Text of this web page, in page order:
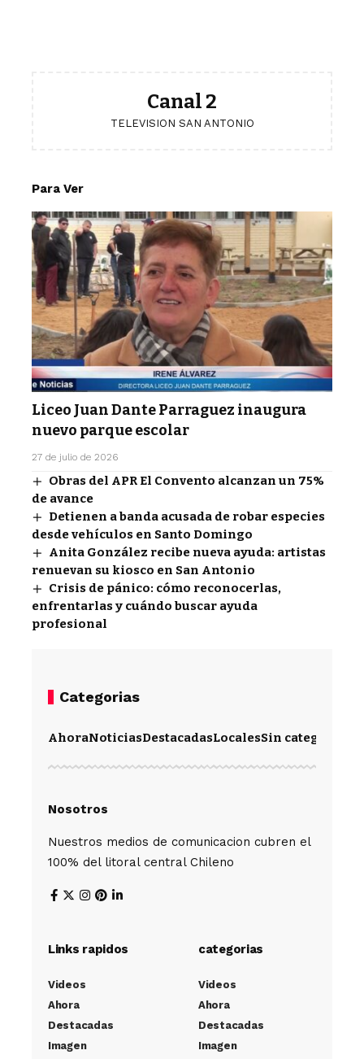
Canal 2
TELEVISION SAN ANTONIO
Para Ver
Liceo Juan Dante Parraguez inaugura
nuevo parque escolar
27 de julio de 2026
Obras del APR El Convento alcanzan un 75%
de avance
Detienen a banda acusada de robar especies
desde vehículos en Santo Domingo
Anita González recibe nueva ayuda: artistas
renuevan su kiosco en San Antonio
Crisis de pánico: cómo reconocerlas,
enfrentarlas y cuándo buscar ayuda
profesional
Categorias
AhoraNoticiasDestacadasLocalesSin categoría
Nosotros
Nuestros medios de comunicacion cubren el
100% del litoral central Chileno
Links rapidos
Videos
Ahora
Destacadas
Imagen
categorias
Videos
Ahora
Destacadas
Imagen